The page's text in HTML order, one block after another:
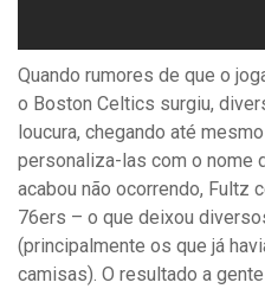
Quando rumores de que o
o Boston Celtics surgiu,
loucura, chegando até
personaliza-las com o nome
acabou não ocorrendo, Fultz
76ers – o que deixou
(principalmente os que já
camisas). O resultado a